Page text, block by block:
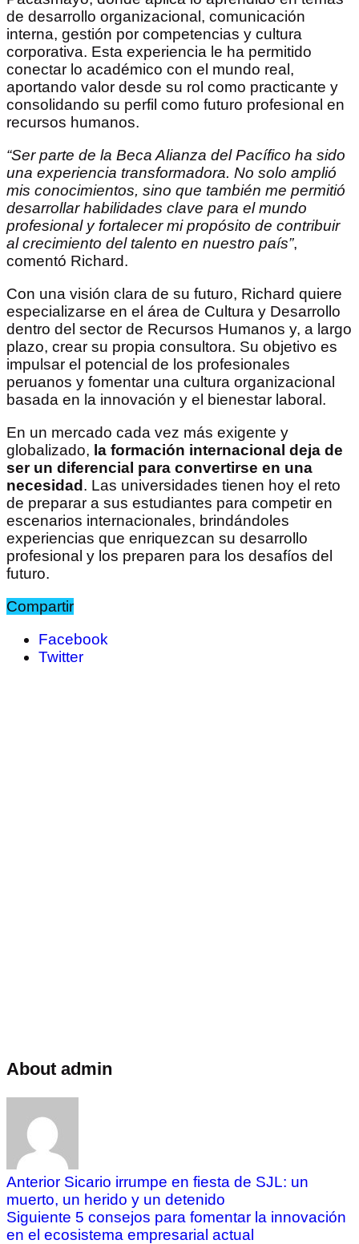
de desarrollo organizacional, comunicación
interna, gestión por competencias y cultura
corporativa. Esta experiencia le ha permitido
conectar lo académico con el mundo real,
aportando valor desde su rol como practicante y
consolidando su perfil como futuro profesional en
recursos humanos.
“Ser parte de la Beca Alianza del Pacífico ha sido
una experiencia transformadora. No solo amplió
mis conocimientos, sino que también me permitió
desarrollar habilidades clave para el mundo
profesional y fortalecer mi propósito de contribuir
al crecimiento del talento en nuestro país”,
comentó Richard.
Con una visión clara de su futuro, Richard quiere
especializarse en el área de Cultura y Desarrollo
dentro del sector de Recursos Humanos y, a largo
plazo, crear su propia consultora. Su objetivo es
impulsar el potencial de los profesionales
peruanos y fomentar una cultura organizacional
basada en la innovación y el bienestar laboral.
En un mercado cada vez más exigente y
globalizado, la formación internacional deja de
ser un diferencial para convertirse en una
necesidad . Las universidades tienen hoy el reto
de preparar a sus estudiantes para competir en
escenarios internacionales, brindándoles
experiencias que enriquezcan su desarrollo
profesional y los preparen para los desafíos del
futuro.
Compartir
Facebook
Twitter
About admin
Anterior Sicario irrumpe en fiesta de SJL: un
muerto, un herido y un detenido
Siguiente 5 consejos para fomentar la innovación
en el ecosistema empresarial actual